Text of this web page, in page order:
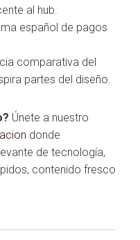
al hub.
español de pagos
comparativa del
partes del diseño.
Únete a nuestro
donde
de tecnología,
contenido fresco